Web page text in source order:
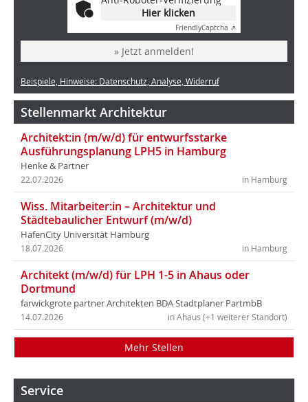
Hier klicken
FriendlyCaptcha ⇗
» Jetzt anmelden!
Beispiele, Hinweise: Datenschutz, Analyse, Widerruf
Stellenmarkt Architektur
Architekt:in (m/w/d) für entwurfsstarke
Ausführungsplanung LPH5 in Hamburg
Henke & Partner
in Hamburg
22.07.2026
Wiss. Mitarbeiter:in – Architektur und
Städtebaulicher Entwurf (m/w/d)
HafenCity Universität Hamburg
in Hamburg
18.07.2026
Architekt (m/w/d) für LPH 1-5 in Ahaus oder
Dortmund
farwickgrote partner Architekten BDA Stadtplaner PartmbB
in Ahaus (+1 weiterer Standort)
14.07.2026
Mehr Stellen
Service